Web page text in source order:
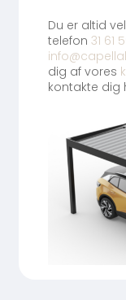
Du er altid
telefon 31 61
dig af vores
kontakte dig